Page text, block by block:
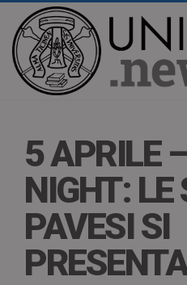
5 APRILE
NIGHT: LE
PAVESI SI